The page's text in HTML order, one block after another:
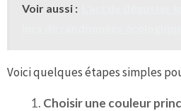
Voir aussi :
Voici quelques étapes simples
Choisir une couleur